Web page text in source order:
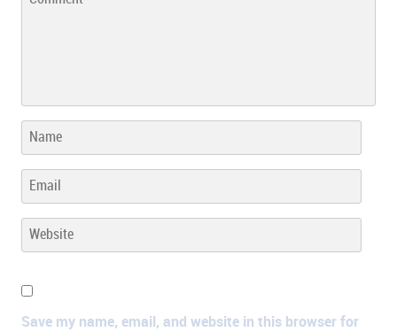
Save my name, email, and website in this browser for